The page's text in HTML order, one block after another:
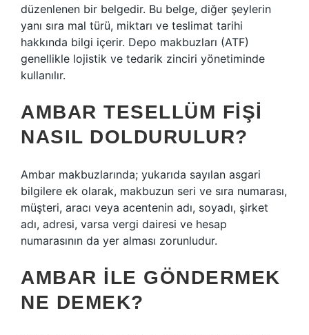
düzenlenen bir belgedir. Bu belge, diğer şeylerin
yanı sıra mal türü, miktarı ve teslimat tarihi
hakkında bilgi içerir. Depo makbuzları (ATF)
genellikle lojistik ve tedarik zinciri yönetiminde
kullanılır.
AMBAR TESELLÜM FIŞI
NASIL DOLDURULUR?
Ambar makbuzlarında; yukarıda sayılan asgari
bilgilere ek olarak, makbuzun seri ve sıra numarası,
müşteri, aracı veya acentenin adı, soyadı, şirket
adı, adresi, varsa vergi dairesi ve hesap
numarasının da yer alması zorunludur.
AMBAR ILE GÖNDERMEK
NE DEMEK?